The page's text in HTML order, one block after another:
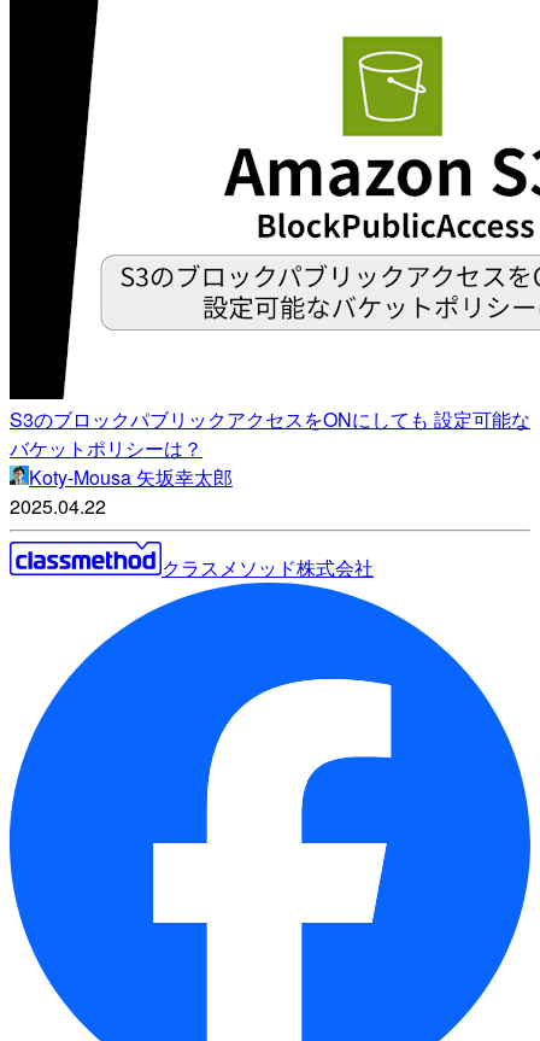
S3のブロックパブリックアクセスをONにしても 設定可能な
バケットポリシーは？
Koty-Mousa 矢坂幸太郎
2025.04.22
クラスメソッド株式会社